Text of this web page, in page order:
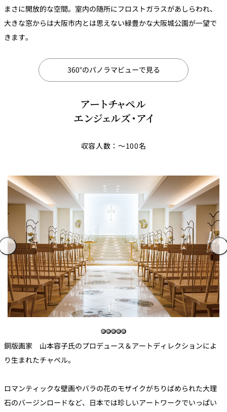
まさに開放的な空間。室内の随所にフロストガラスがあしらわれ、
大きな窓からは大阪市内とは思えない緑豊かな大阪城公園が一望で
きます。
360°のパノラマビューで見る
アートチャペル
エンジェルズ・アイ
収容人数：～100名
銅版画家 山本容子氏のプロデュース＆アートディレクションによ
り生まれたチャペル。
ロマンティックな壁画やバラの花のモザイクがちりばめられた大理
石のバージンロードなど、日本では珍しいアートワークでいっぱい